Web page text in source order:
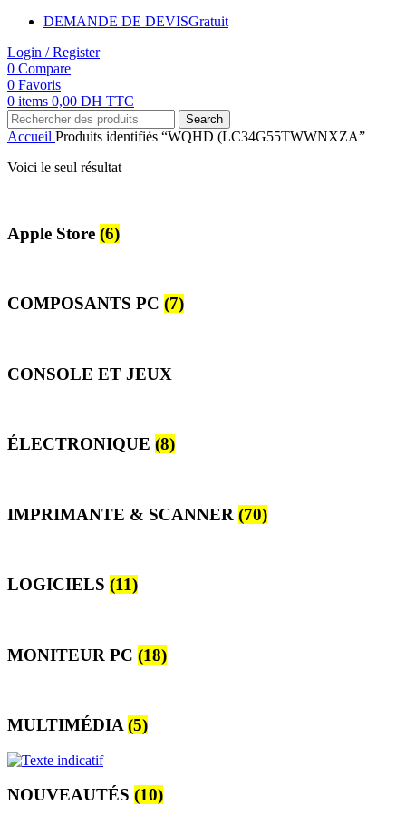
DEMANDE DE DEVISGratuit
Login / Register
0 Compare
0 Favoris
0 items 0,00 DH TTC
Search
Accueil Produits identifiés “WQHD (LC34G55TWWNXZA”
Voici le seul résultat
Apple Store (6)
COMPOSANTS PC (7)
CONSOLE ET JEUX
ÉLECTRONIQUE (8)
IMPRIMANTE & SCANNER (70)
LOGICIELS (11)
MONITEUR PC (18)
MULTIMÉDIA (5)
NOUVEAUTÉS (10)